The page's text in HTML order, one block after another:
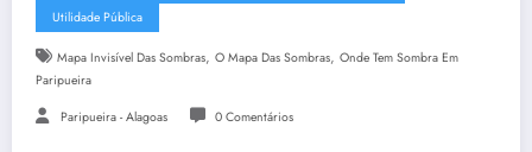
Utilidade Pública
Mapa Invisível Das Sombras, O Mapa Das Sombras, Onde Tem Sombra Em
Paripueira
Paripueira - Alagoas 0 Comentários